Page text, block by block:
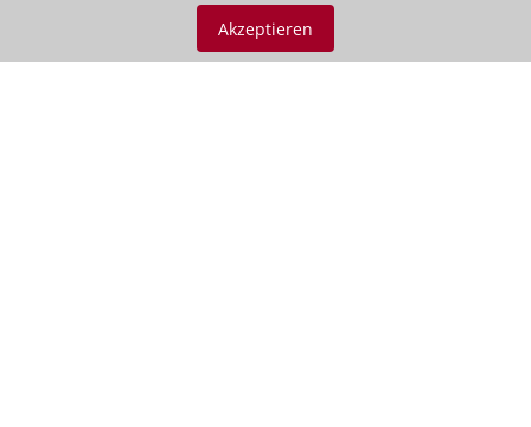
Akzeptieren
Montepulciano DOCG